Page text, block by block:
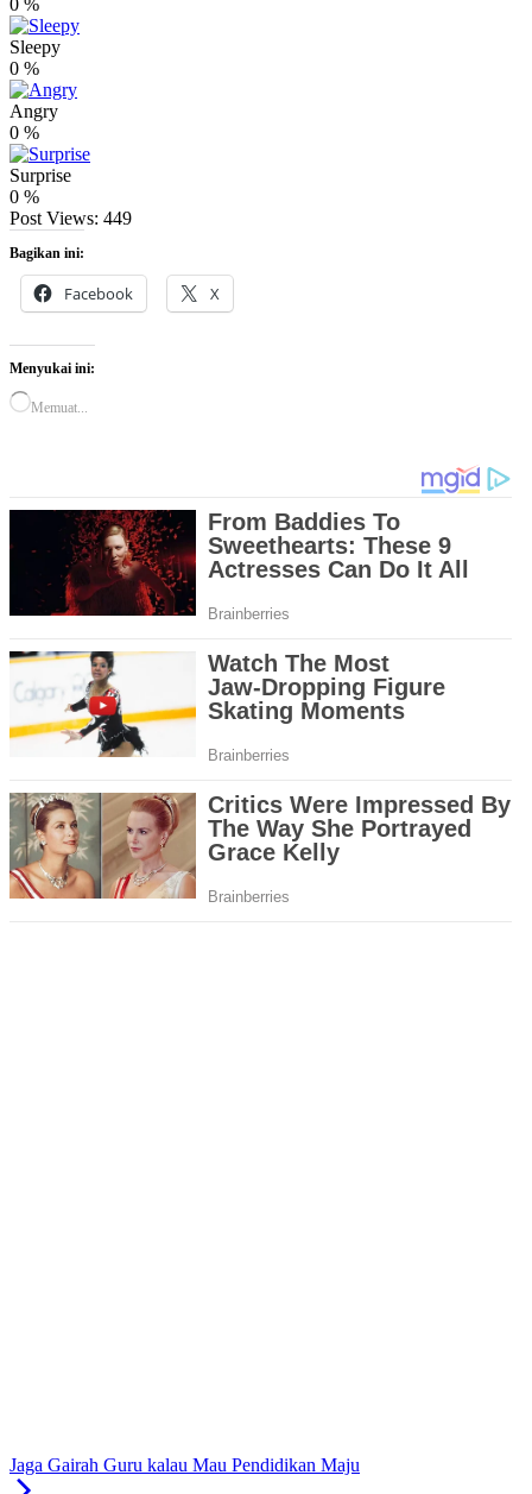
0 %
Sleepy
0 %
Angry
0 %
Surprise
0 %
Post Views: 449
Bagikan ini:
Facebook X
Menyukai ini:
Memuat...
Jaga Gairah Guru kalau Mau Pendidikan Maju